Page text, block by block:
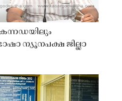
ന്യൂനപക്ഷ ജില്ലാ